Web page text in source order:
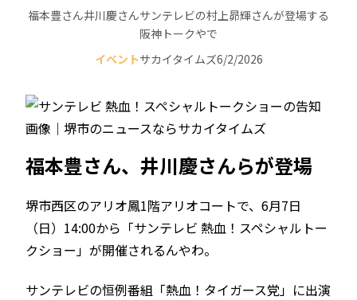
福本豊さん井川慶さんサンテレビの村上昴輝さんが登場する
阪神トークやで
イベントサカイタイムズ6/2/2026
福本豊さん、井川慶さんらが登場
堺市西区のアリオ鳳1階アリオコートで、6月7日
（日）14:00から「サンテレビ 熱血！スペシャルトー
クショー」が開催されるんやわ。
サンテレビの恒例番組「熱血！タイガース党」に出演